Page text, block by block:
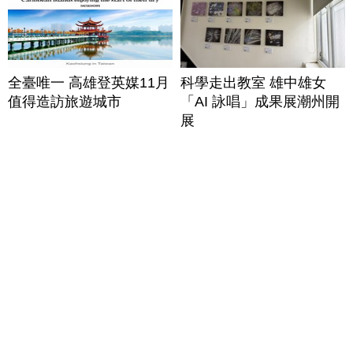
全臺唯一 高雄登英媒11月
值得造訪旅遊城市
科學走出教室 雄中雄女
「AI 詠唱」成果展潮州開
展